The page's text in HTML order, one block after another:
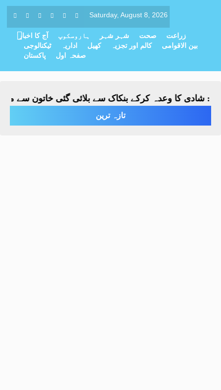
Saturday, August 8, 2026
آج کا اخبار ہاروسکوپ شہر شہر صحت
زراعت
ٹیکنالوجی
اداریہ کھیل کالم اور تجزیہ
بین الاقوامی
پاکستان
صفحہ اول
شادی کا وعدہ کرکے بنکاک سے بلائی گئی خاتون سے مبینہ
تازہ ترین